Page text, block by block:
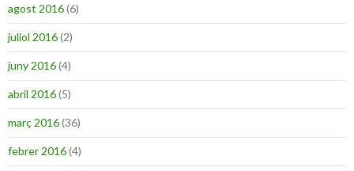
agost 2016(6)
juliol 2016(2)
juny 2016(4)
abril 2016(5)
març 2016(36)
febrer 2016(4)